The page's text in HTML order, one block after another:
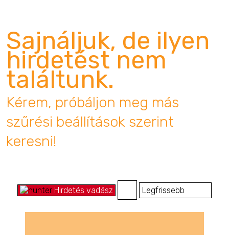
Sajnáljuk, de ilyen
hirdetést nem
találtunk.
Kérem, próbáljon meg más
szűrési beállítások szerint
keresni!
Hirdetés vadász